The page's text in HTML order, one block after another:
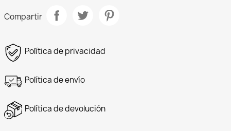
Compartir
Política de privacidad
Política de envío
Política de devolución